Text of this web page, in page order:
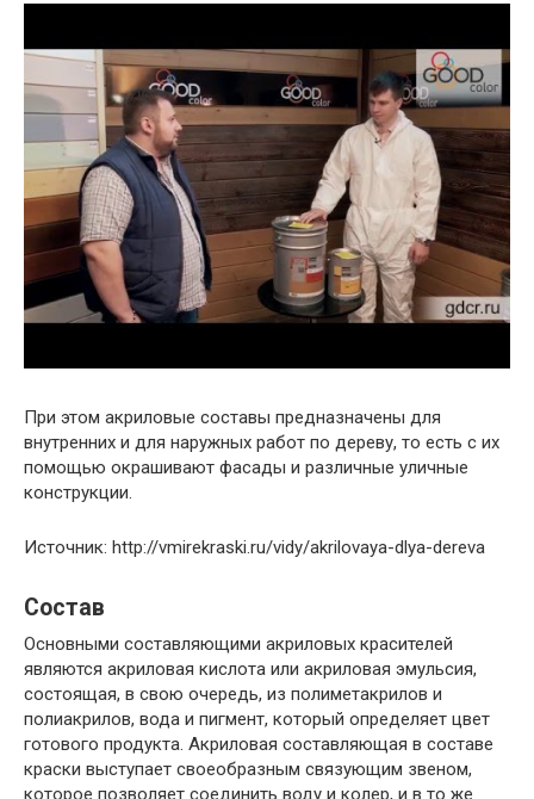
При этом акриловые составы предназначены для
внутренних и для наружных работ по дереву, то есть с их
помощью окрашивают фасады и различные уличные
конструкции.
Источник: http://vmirekraski.ru/vidy/akrilovaya-dlya-dereva
Состав
Основными составляющими акриловых красителей
являются акриловая кислота или акриловая эмульсия,
состоящая, в свою очередь, из полиметакрилов и
полиакрилов, вода и пигмент, который определяет цвет
готового продукта. Акриловая составляющая в составе
краски выступает своеобразным связующим звеном,
которое позволяет соединить воду и колер, и в то же